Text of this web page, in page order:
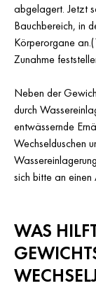
abgelagert. Jetzt
Bauchbereich, in
Körperorgane
Zunahme
Neben der
durch
entwässernde
Wechselduschen
sich bitte an einen
WAS